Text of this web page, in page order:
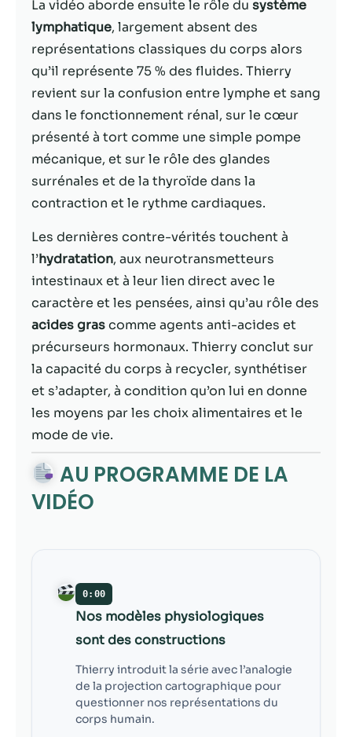
La vidéo aborde ensuite le rôle du système
lymphatique, largement absent des
représentations classiques du corps alors
qu’il représente 75 % des fluides. Thierry
revient sur la confusion entre lymphe et sang
dans le fonctionnement rénal, sur le cœur
présenté à tort comme une simple pompe
mécanique, et sur le rôle des glandes
surrénales et de la thyroïde dans la
contraction et le rythme cardiaques.
Les dernières contre-vérités touchent à
l’hydratation, aux neurotransmetteurs
intestinaux et à leur lien direct avec le
caractère et les pensées, ainsi qu’au rôle des
acides grascomme agents anti-acides et
précurseurs hormonaux. Thierry conclut sur
la capacité du corps à recycler, synthétiser
et s’adapter, à condition qu’on lui en donne
les moyens par les choix alimentaires et le
mode de vie.
AU PROGRAMME DE LA
VIDÉO
0:00
Nos modèles physiologiques
sont des constructions
Thierry introduit la série avec l’analogie
de la projection cartographique pour
questionner nos représentations du
corps humain.
Web est
utilisé.
Experience
Afin que notre
site Web
fonctionne
aussi bien que
possible lors
de votre visite.
Si vous refusez
ces cookies,
fonctionnalités
disparaîtront
du site Web.
Marketing
En partageant
votre intérêt et
votre
comportement
lorsque vous
chances de